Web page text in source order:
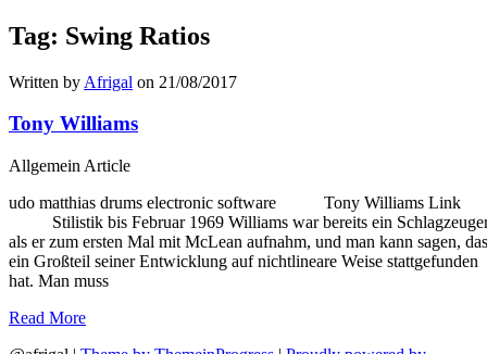
Tag: Swing Ratios
Written by Afrigal on 21/08/2017
Tony Williams
Allgemein Article
udo matthias drums electronic software Tony Williams
Stilistik bis Februar 1969 Williams war bereits ein
als er zum ersten Mal mit McLean aufnahm, und man kann sagen,
ein Großteil seiner Entwicklung auf nichtlineare Weise stattgefunden
hat. Man muss
Read More